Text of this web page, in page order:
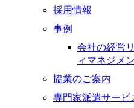
採用情報
事例
会社の経営
ィマネジメ
協業のご案内
専門家派遣サービ